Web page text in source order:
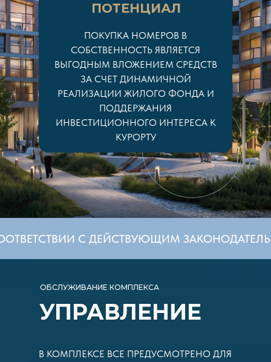
ПОТЕНЦИАЛ
ПОКУПКА НОМЕРОВ В
СОБСТВЕННОСТЬ ЯВЛЯЕТСЯ
ВЫГОДНЫМ ВЛОЖЕНИЕМ СРЕДСТВ
ЗА СЧЕТ ДИНАМИЧНОЙ
РЕАЛИЗАЦИИ ЖИЛОГО ФОНДА И
ПОДДЕРЖАНИЯ
ИНВЕСТИЦИОННОГО ИНТЕРЕСА К
КУРОРТУ
СООТВЕТСТВИИ С ДЕЙСТВУЮЩИМ
В КОМПЛЕКСЕ ВСЕ ПРЕДУСМОТРЕНО ДЛЯ
УПРАВЛЕНИЕ
ОБСЛУЖИВАНИЕ КОМПЛЕКСА